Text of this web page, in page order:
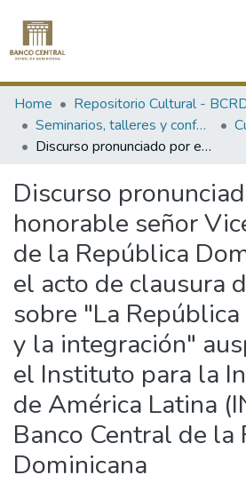
Communities & Collections
All of DSpace
Home
Repositorio Cultural -
Seminarios, talleres y conferencias
Discurso pronunciado por el honorable señor Vicepresidente de la República Dominicana en el acto de clausura del curso sobre "La República Dominicana y la integración" auspiciado por el Instituto para la Integración de América Latina (INTAL) y el Banco Central de la República Dominicana
Discurso
honorable señor
de la República
el acto de clausura
sobre "La
y la integración"
el Instituto para la
de América Latina
Banco Central de la
Dominicana